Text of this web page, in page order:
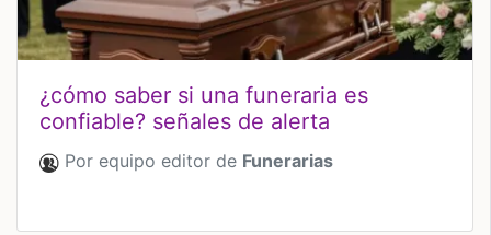
¿cómo saber si una funeraria es
confiable? señales de alerta
Por equipo editor de Funerarias